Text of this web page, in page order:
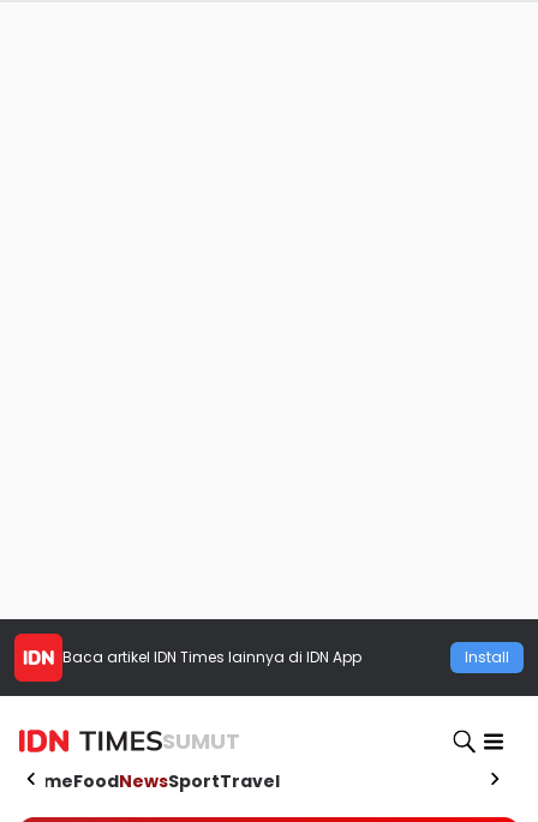
Baca artikel IDN Times lainnya di IDN App Install
SUMUT
HomeFoodNewsSportTravel